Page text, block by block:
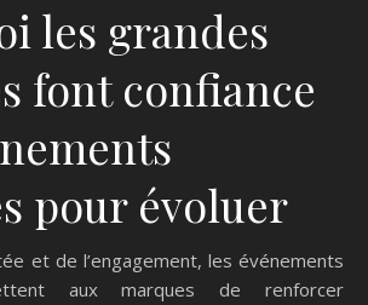
les grandes
font confiance
pour évoluer
et de l’engagement, les événements
aux marques de renforcer